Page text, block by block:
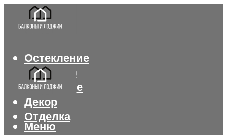
Остекление
Интерьер
Утепление
Декор
Отделка
Меню